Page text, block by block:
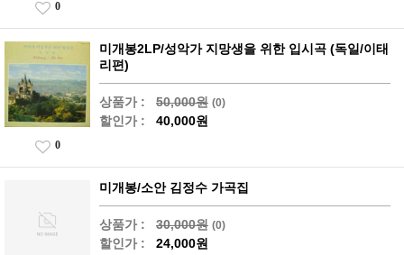
0
미개봉2LP/성악가 지망생을 위한 입시곡 (독일/이태
리편)
상품가 : 50,000원 (0)
할인가 : 40,000원
0
미개봉/소안 김정수 가곡집
상품가 : 30,000원 (0)
할인가 : 24,000원